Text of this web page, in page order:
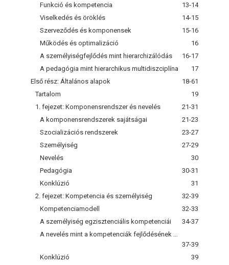
Funkció és kompetencia
13-14
Viselkedés és öröklés
14-15
Szerveződés és komponensek
15-16
Működés és optimalizáció
16
A személyiségfejlődés mint hierarchizálódás
16-17
A pedagógia mint hierarchikus multidiszciplína
17
Első rész: Általános alapok
18-61
Tartalom
19
1. fejezet: Komponensrendszer és nevelés
21-31
A komponensrendszerek sajátságai
21-23
Szocializációs rendszerek
23-27
Személyiség
27-29
Nevelés
30
Pedagógia
30-31
Konklúzió
31
2. fejezet: Kompetencia és személyiség
32-39
Kompetenciamodell
32-33
A személyiség egzisztenciális kompetenciái
34-37
37-39
Konklúzió
39